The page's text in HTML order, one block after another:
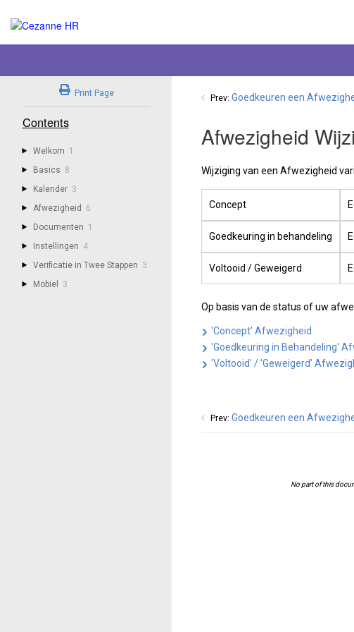
Prev: Goedkeuren een
Afwezigheid
Wijziging van een Afwezigheid
Concept
Goedkeuring in behandeling
Voltooid / Geweigerd
Op basis van de status of uw
'Concept' Afwezigheid
'Goedkeuring in Behandeling'
'Voltooid' / 'Geweigerd'
Prev: Goedkeuren een
Contents
Welkom 1
Basics 8
Kalender 3
Afwezigheid
6
Documenten 1
Instellingen 4
Verificatie in Twee Stappen 3
Mobiel
3
Print Page